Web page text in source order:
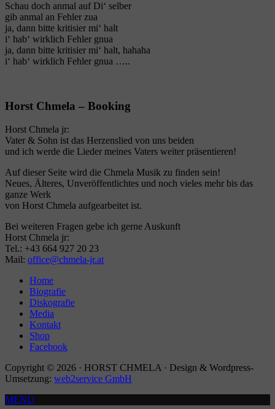
Schau doch anmal auf Di‘ selber
gib anmal an Fehler zua
ja, dann bitte kritisier mi‘ halt
i‘ hab‘ wirklich Fehler gnua
ja, dann bitte kritisier mi‘ halt, hahaha
i‘ hab‘ wirklich Fehler gnua …..
Horst Chmela – Booking
Horst Chmela jr:
Vater & Sohn ist das Herzenslied von uns beiden
und ich werde die Lieder meines Vaters weiter präsentieren!
Auf dieser Seite wird die Chmela Musik zu finden sein!
Neues, Älteres, Unveröffentlichtes und noch vieles mehr bis das
ganze Werk
von Horst Chmela aufgearbeitet ist.
Bei weiteren Fragen gebe ich gerne Auskunft
Horst Chmela jr:
Tel.: +43 664 927 20 23
Mail: office@chmela-jr.at
Home
Biografie
Diskografie
Media
Kontakt
Shop
Facebook
Copyright © 2026 · HORST CHMELA · Design & Wordpress-
Umsetzung: web2service GmbH
MENÜ